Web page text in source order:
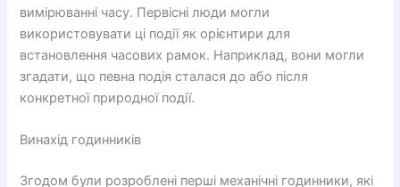
вимірюванні часу. Первісні люди могли
використовувати ці події як орієнтири для
встановлення часових рамок. Наприклад, вони могли
згадати, що певна подія сталася до або після
конкретної природної події.
Винахід годинників
Згодом були розроблені перші механічні годинники, які